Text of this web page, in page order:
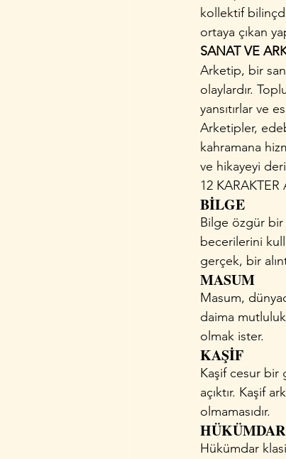
kollektif
ortaya çıkan
SANAT VE
Arketip, bir
olaylardır.
yansıtırlar ve
Arketipler,
kahramana
ve hikayeyi
12 KARAKTER
BİLGE
Bilge özgür bir
becerilerini
gerçek, bir
MASUM
Masum,
daima
olmak ister.
KAŞİF
Kaşif cesur bir
açıktır. Kaşif
olmamasıdır.
HÜKÜMDAR
Hükümdar